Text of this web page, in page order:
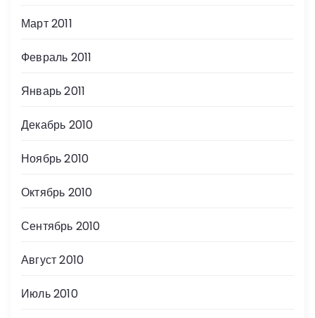
Март 2011
Февраль 2011
Январь 2011
Декабрь 2010
Ноябрь 2010
Октябрь 2010
Сентябрь 2010
Август 2010
Июль 2010